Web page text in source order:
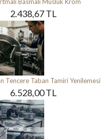
2.438,67 TL
Tencere Taban Tamiri Yenilemesi
6.528,00 TL